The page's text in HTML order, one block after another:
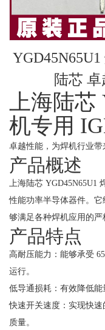
陆芯
上海陆
机专用
卓越性能，为焊机行业带
产品概述
上海陆芯 YGD45N65U1
性能功率半导体器件。
够满足各种焊机应用的严
产品特点
高耐压能力：能够承受
运行。
低导通损耗：有效降低能
快速开关速度：实现快
质量。